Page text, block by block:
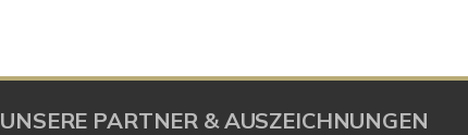
UNSERE PARTNER & AUSZEICHNUNGEN